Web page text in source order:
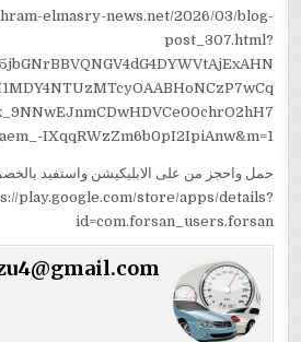
elmasry-news.net/2026/03/blog-
post_307.html?
IXqqRWzZm6b0pI2IpiAnw&m=1
حمل واحجز من على الابليكيشن واستفيد
play.google.com/store/apps/details?
id=com.forsan_users.forsan